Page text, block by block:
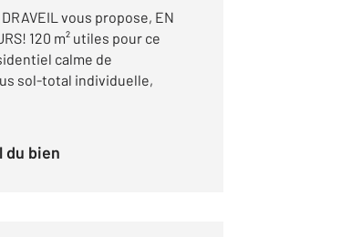
vous propose, EN
120 m² utiles pour ce
calme de
sol-total individuelle,
du bien